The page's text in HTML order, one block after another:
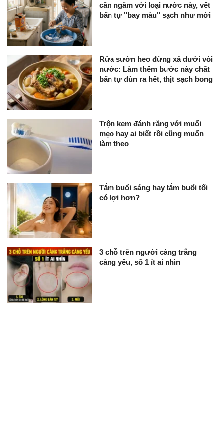
cần ngâm với loại nước này, vết
bẩn tự "bay màu" sạch như mới
Rửa sườn heo đừng xả dưới vòi
nước: Làm thêm bước này chất
bẩn tự đùn ra hết, thịt sạch bong
Trộn kem đánh răng với muối
mẹo hay ai biết rồi cũng muốn
làm theo
Tắm buổi sáng hay tắm buổi tối
có lợi hơn?
3 chỗ trên người càng trắng
càng yếu, số 1 ít ai nhìn